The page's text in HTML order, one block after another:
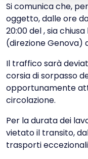
Si comunica che,
oggetto, dalle ore
20:00 del , sia
(direzione Genova)
Il traffico sarà
corsia di sorpasso
opportunamente
circolazione.
Per la durata dei
vietato il transito,
trasporti